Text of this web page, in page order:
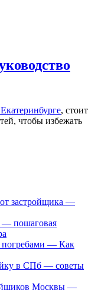
, стоит
чтобы избежать
застройщика —
— пошаговая
— Как
в СПб — советы
Москвы —